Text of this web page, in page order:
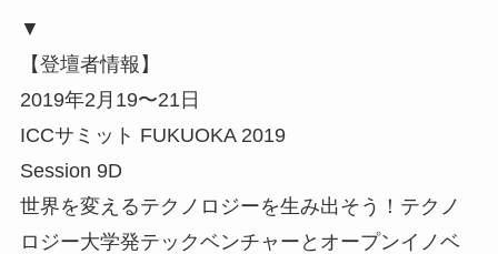
▼
【登壇者情報】
2019年2月19〜21日
ICCサミット FUKUOKA 2019
Session 9D
世界を変えるテクノロジーを生み出そう！テクノ
ロジー大学発テックベンチャーとオープンイノベ